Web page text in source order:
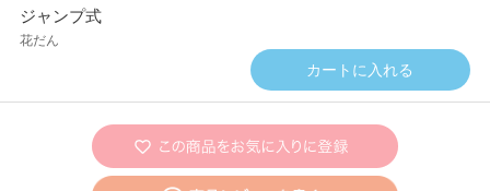
ジャンプ式
花だん